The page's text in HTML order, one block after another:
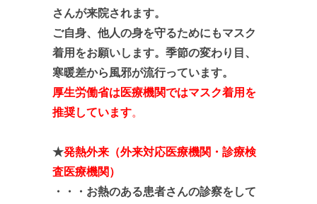
さんが来院されます。
ご自身、他人の身を守るためにもマスク
着用をお願いします。季節の変わり目、
寒暖差から風邪が流行っています。
厚生労働省は医療機関ではマスク着用を
推奨しています。
★発熱外来（外来対応医療機関・診療検
査医療機関）
・・・ お熱のある患者さんの診察をして